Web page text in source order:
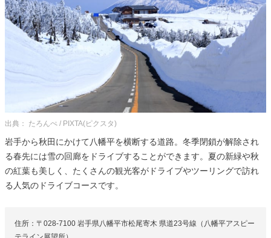
出典： たろんぺ / PIXTA(ピクスタ)
岩手から秋田にかけて八幡平を横断する道路。冬季閉鎖が解除され
る春先には雪の回廊をドライブすることができます。夏の新緑や秋
の紅葉も美しく、たくさんの観光客がドライブやツーリングで訪れ
る人気のドライブコースです。
住所：〒028-7100 岩手県八幡平市松尾寄木 県道23号線（八幡平アスピー